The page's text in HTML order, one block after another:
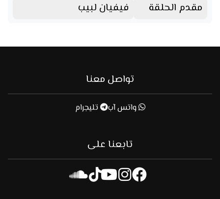
مقدم الحلقة
فيفيان لبيب
تواصل معنا
واتس آب تليجرام
تابعنا على